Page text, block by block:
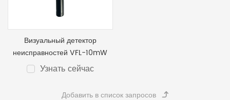
Визуальный детектор
неисправностей VFL-10mW
Узнать сейчас